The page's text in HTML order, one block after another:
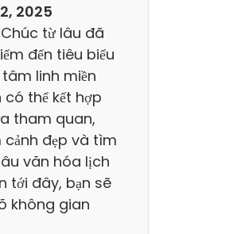
h
o
a
n
g
X
a
n
h
S
2025
từ lâu đã
đến tiêu biểu
linh miền
có thể kết hợp
tham quan,
đẹp và tìm
văn hóa lịch
tới đây, bạn sẽ
không gian